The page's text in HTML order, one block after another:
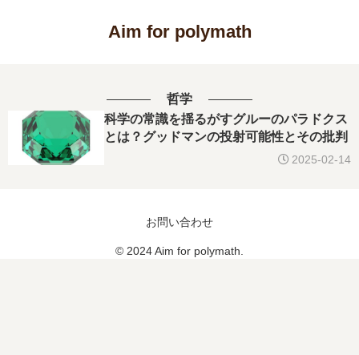
Aim for polymath
哲学
科学の常識を揺るがすグルーのパラドクス
とは？グッドマンの投射可能性とその批判
2025-02-14
お問い合わせ
© 2024 Aim for polymath.